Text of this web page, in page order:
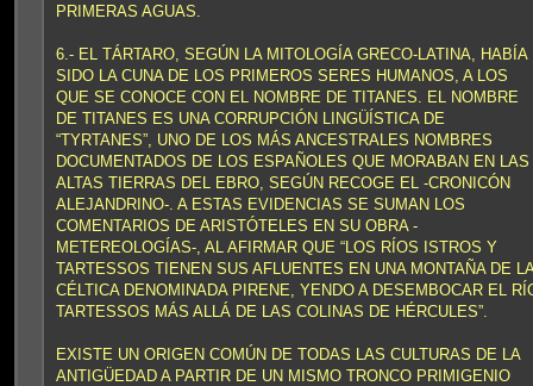
PRIMERAS AGUAS.
6.- EL TÁRTARO, SEGÚN LA MITOLOGÍA GRECO-LATINA, HABÍA
SIDO LA CUNA DE LOS PRIMEROS SERES HUMANOS, A LOS
QUE SE CONOCE CON EL NOMBRE DE TITANES. EL NOMBRE
DE TITANES ES UNA CORRUPCIÓN LINGÜÍSTICA DE
“TYRTANES”, UNO DE LOS MÁS ANCESTRALES NOMBRES
DOCUMENTADOS DE LOS ESPAÑOLES QUE MORABAN EN LAS
ALTAS TIERRAS DEL EBRO, SEGÚN RECOGE EL -CRONICÓN
ALEJANDRINO-. A ESTAS EVIDENCIAS SE SUMAN LOS
COMENTARIOS DE ARISTÓTELES EN SU OBRA -
METEREOLOGÍAS-, AL AFIRMAR QUE “LOS RÍOS ISTROS Y
TARTESSOS TIENEN SUS AFLUENTES EN UNA MONTAÑA DE LA
CÉLTICA DENOMINADA PIRENE, YENDO A DESEMBOCAR EL
TARTESSOS MÁS ALLÁ DE LAS COLINAS DE HÉRCULES”.
EXISTE UN ORIGEN COMÚN DE TODAS LAS CULTURAS DE LA
ANTIGÜEDAD A PARTIR DE UN MISMO TRONCO PRIMIGENIO